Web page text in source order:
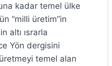
kadar temel ülke
“milli üretim”in
altı ısrarla
Yön dergisini
temel alan